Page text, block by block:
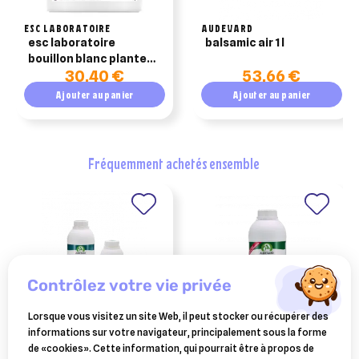
ESC LABORATOIRE
esc laboratoire
bouillon blanc plante
pure affections des
bronches 1kg
30,40 €
Ajouter au panier
AUDEVARD
balsamic air 1 l
53,66 €
Ajouter au panier
fréquemment achetés ensemble
AUDEVARD
balsamic air 500 ml
AUDEVARD
ekyflex mobility soutien
contrôlez votre vie privée
Lorsque vous visitez un site Web, il peut stocker ou récupérer des
informations sur votre navigateur, principalement sous la forme
de «cookies». Cette information, qui pourrait être à propos de